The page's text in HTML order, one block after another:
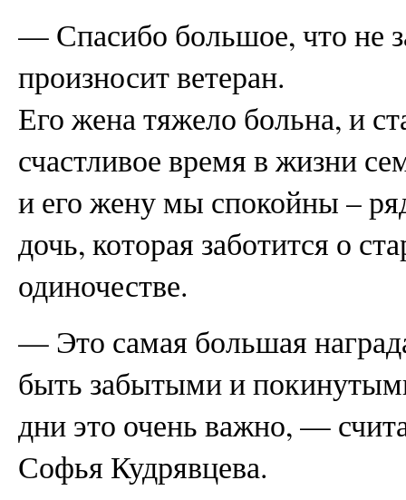
— Спасибо большое, что не
произносит ветеран.
Его жена тяжело больна, и
счастливое время в жизни
и его жену мы спокойны –
дочь, которая заботится о
одиночестве.
— Это самая большая
быть забытыми и
дни это очень важно, —
Софья Кудрявцева.